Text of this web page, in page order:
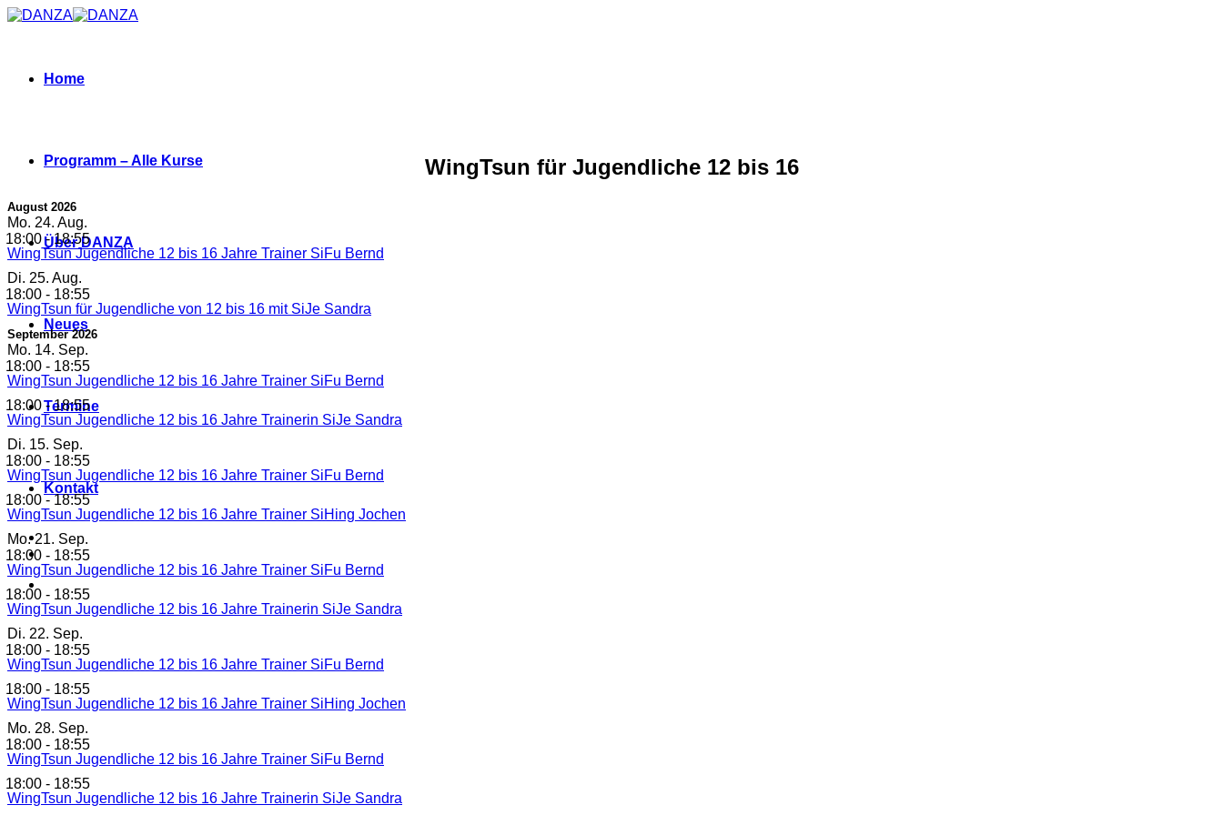
Zum
Home
Programm – Alle Kurse
Über DANZA
Neues
Termine
Kontakt
WingTsun für Jugendliche 12 bis 16
August 2026
Mo. 24. Aug.
18:00-18:55
WingTsun Jugendliche 12 bis 16 Jahre Trainer SiFu Bernd
Di. 25. Aug.
18:00 - 18:55
WingTsun für Jugendliche von 12 bis 16 mit SiJe Sandra
September 2026
Mo. 14. Sep.
18:00 - 18:55
WingTsun Jugendliche 12 bis 16 Jahre Trainer SiFu Bernd
18:00-18:55
WingTsun Jugendliche 12 bis 16 Jahre Trainerin SiJe Sandra
Di. 15. Sep.
18:00 - 18:55
WingTsun Jugendliche 12 bis 16 Jahre Trainer SiFu Bernd
18:00-18:55
WingTsun Jugendliche 12 bis 16 Jahre Trainer SiHing Jochen
Mo. 21. Sep.
18:00 - 18:55
WingTsun Jugendliche 12 bis 16 Jahre Trainer SiFu Bernd
18:00 - 18:55
WingTsun Jugendliche 12 bis 16 Jahre Trainerin SiJe Sandra
Di. 22. Sep.
18:00 - 18:55
WingTsun Jugendliche 12 bis 16 Jahre Trainer SiFu Bernd
18:00 - 18:55
WingTsun Jugendliche 12 bis 16 Jahre Trainer SiHing Jochen
Mo. 28. Sep.
18:00 - 18:55
WingTsun Jugendliche 12 bis 16 Jahre Trainer SiFu Bernd
18:00 - 18:55
WingTsun Jugendliche 12 bis 16 Jahre Trainerin SiJe Sandra